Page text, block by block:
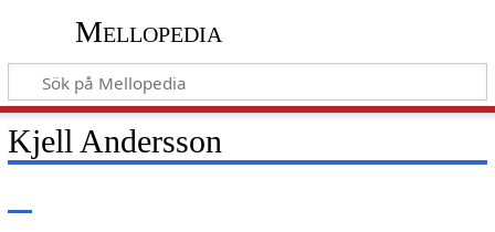
Mellopedia
Kjell Andersson